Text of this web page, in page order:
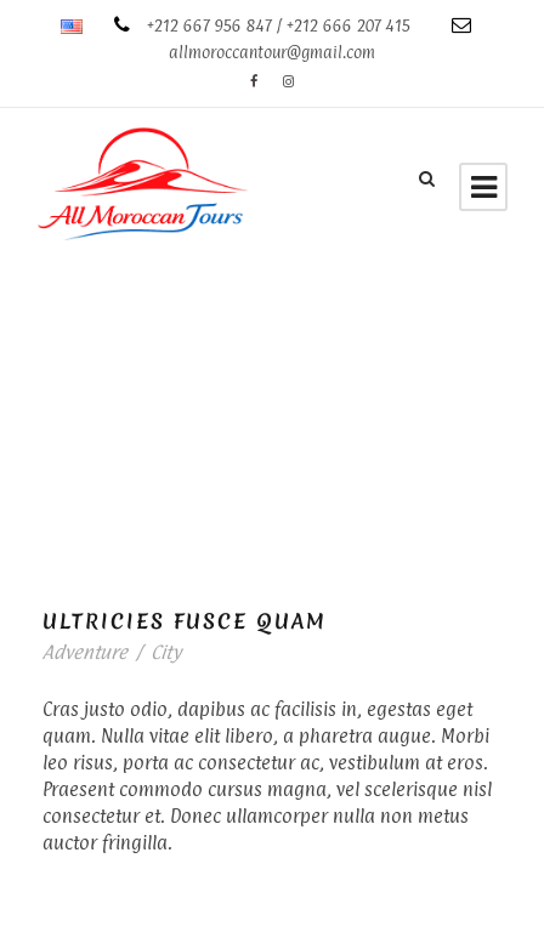
+212 667 956 847 / +212 666 207 415
allmoroccantour@gmail.com
ULTRICIES FUSCE QUAM
Adventure / City
Cras justo odio, dapibus ac facilisis in, egestas eget
quam. Nulla vitae elit libero, a pharetra augue. Morbi
leo risus, porta ac consectetur ac, vestibulum at eros.
Praesent commodo cursus magna, vel scelerisque nisl
consectetur et. Donec ullamcorper nulla non metus
auctor fringilla.